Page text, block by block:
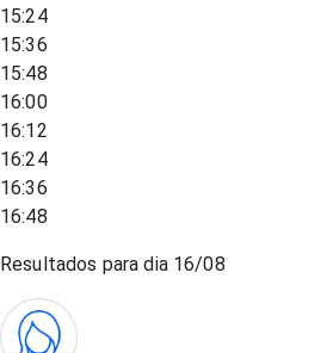
15:24
15:36
15:48
16:00
16:12
16:24
16:36
16:48
Resultados para dia 16/08